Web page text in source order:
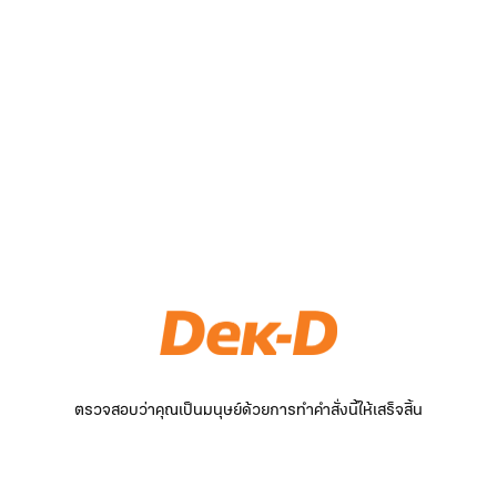
ตรวจสอบว่าคุณเป็นมนุษย์ด้วยการทำคำสั่งนี้ให้เสร็จสิ้น